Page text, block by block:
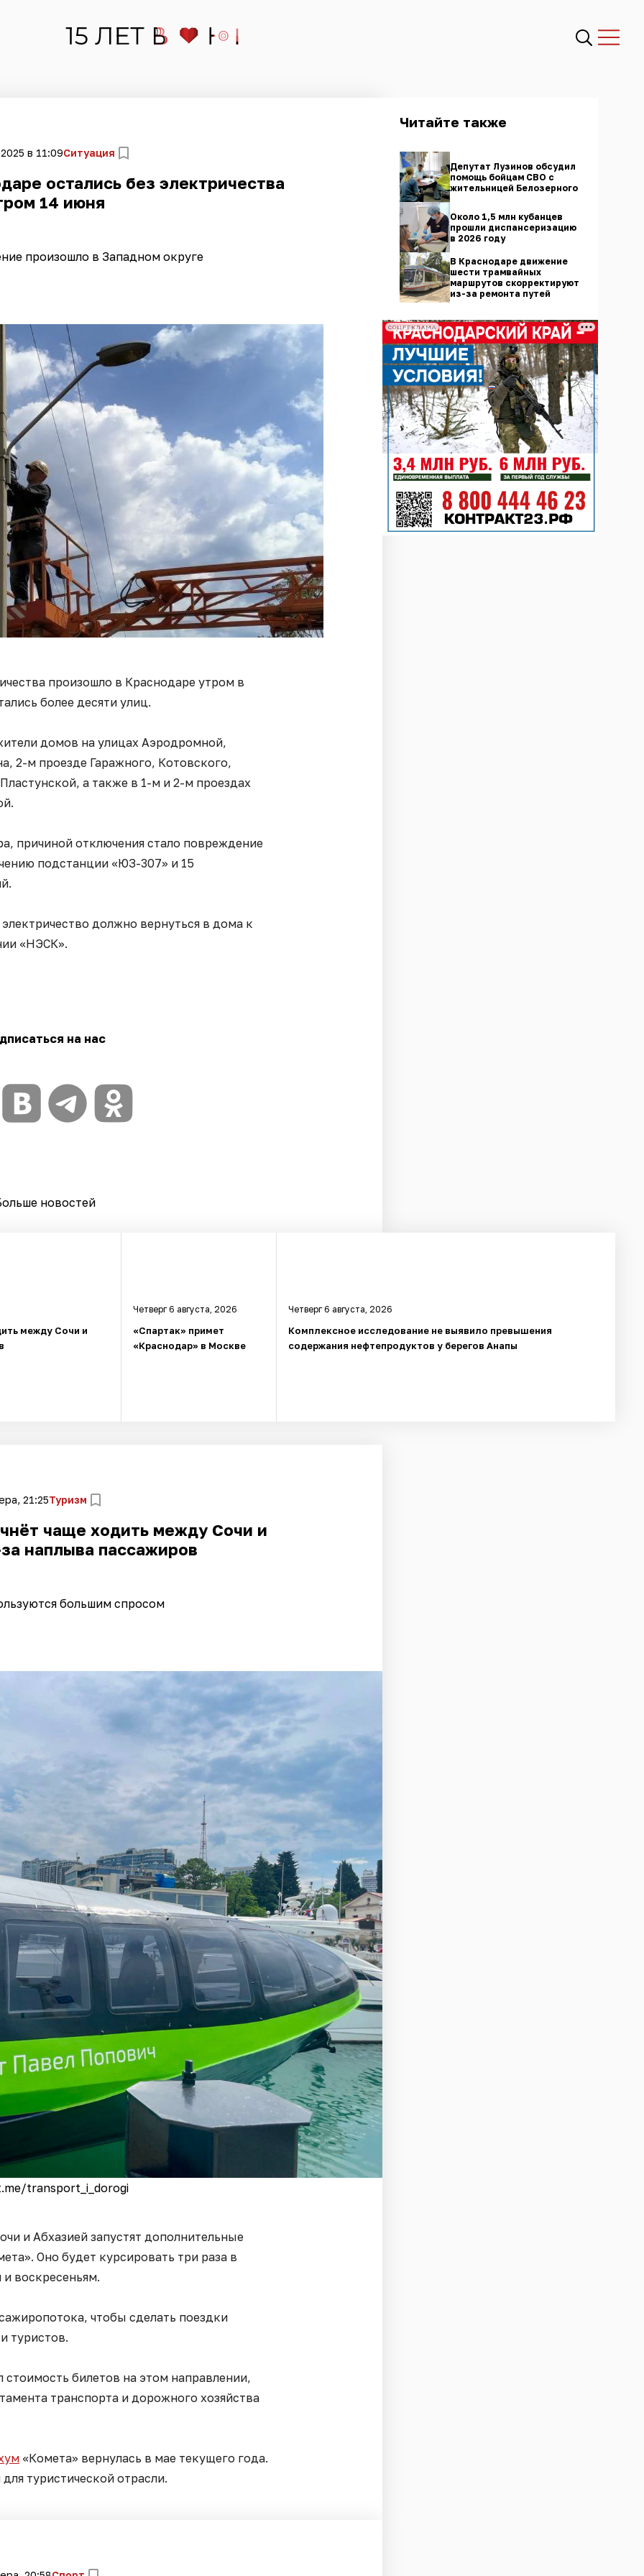
в 11:09Ситуация
остались без электричества
14 июня
произошло в Западном округе
произошло в Краснодаре утром в
более десяти улиц.
домов на улицах Аэродромной,
2-м проезде Гаражного, Котовского,
а также в 1-м и 2-м проездах
причиной отключения стало повреждение
подстанции «ЮЗ-307» и 15
должно вернуться в дома к
«НЭСК».
на нас
новостей
Читайте также
Депутат Лузинов обсудил
помощь бойцам СВО с
жительницей Белозерного
Около 1,5 млн кубанцев
прошли диспансеризацию
в 2026 году
В Краснодаре движение
шести трамвайных
маршрутов скорректируют
из-за ремонта путей
СОЦРЕКЛАМА
между Сочи и
Четверг 6 августа, 2026
«Спартак» примет
«Краснодар» в Москве
Четверг 6 августа, 2026
Комплексное исследование не выявило превышения
содержания нефтепродуктов у берегов Анапы
21:25Туризм
чаще ходить между Сочи и
наплыва пассажиров
большим спросом
transport_i_dorogi
и Абхазией запустят дополнительные
Оно будет курсировать три раза в
воскресеньям.
чтобы сделать поездки
туристов.
стоимость билетов на этом направлении,
транспорта и дорожного хозяйства
«Комета» вернулась в мае текущего года.
туристической отрасли.